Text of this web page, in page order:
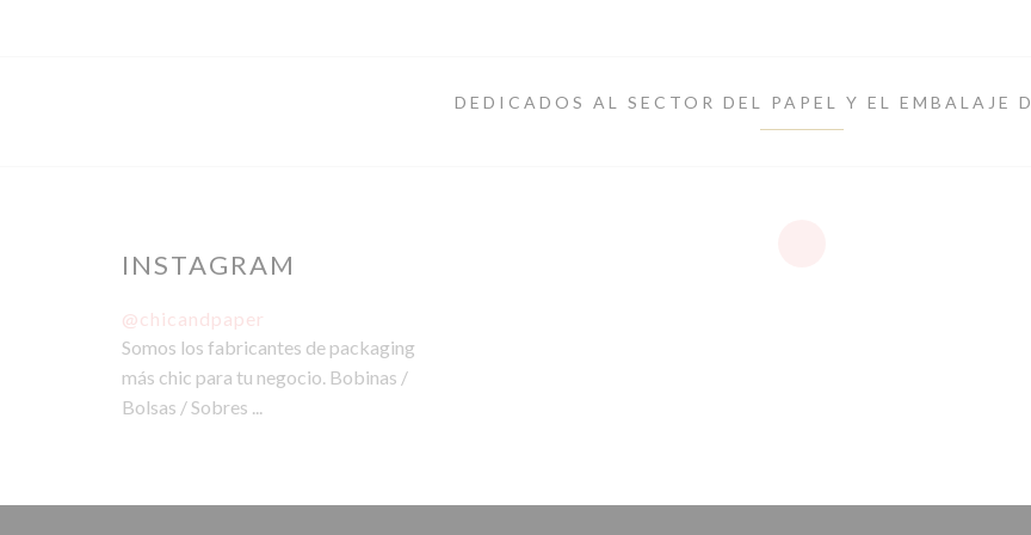
DEDICADOS AL SECTOR DEL PAPEL Y EL EMBALAJE
INSTAGRAM
@chicandpaper
Somos los fabricantes de packaging
más chic para tu negocio. Bobinas /
Bolsas / Sobres ...